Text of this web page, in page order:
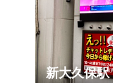
新大久保駅